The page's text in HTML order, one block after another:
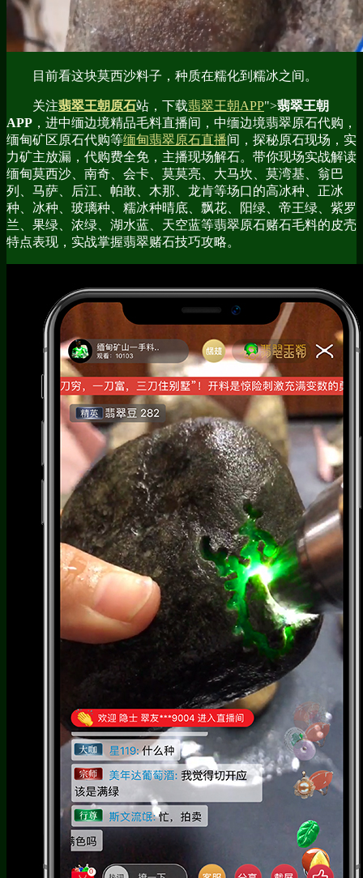
目前看这块莫西沙料子，种质在糯化到糯冰之间。
关注翡翠王朝原石站，下载翡翠王朝APP">翡翠王朝
APP ，进中缅边境精品毛料直播间，中缅边境翡翠原石代购，
缅甸矿区原石代购等缅甸翡翠原石直播间，探秘原石现场，实
力矿主放漏，代购费全免，主播现场解石。带你现场实战解读
缅甸莫西沙、南奇、会卡、莫莫亮、大马坎、莫湾基、翁巴
列、马萨、后江、帕敢、木那、龙肯等场口的高冰种、正冰
种、冰种、玻璃种、糯冰种晴底、飘花、阳绿、帝王绿、紫罗
兰、果绿、浓绿、湖水蓝、天空蓝等翡翠原石赌石毛料的皮壳
特点表现，实战掌握翡翠赌石技巧攻略。